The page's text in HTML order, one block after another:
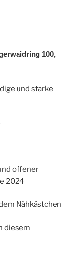
100,
und starke
offener
2024
Nähkästchen
diesem